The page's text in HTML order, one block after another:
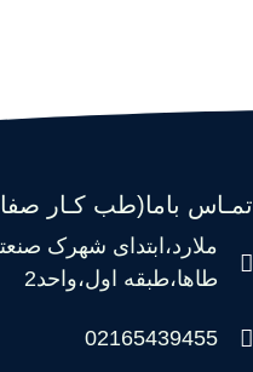
تمـاس باما(طب کـار
ملارد،ابتدای شهرک
طاها،طبقه اول،واحد2
02165439455